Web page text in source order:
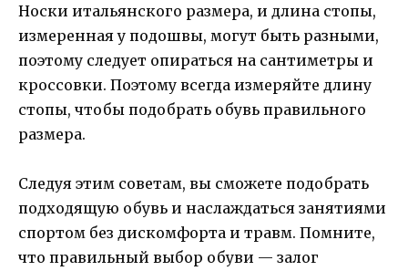
Носки итальянского размера, и длина стопы,
измеренная у подошвы, могут быть разными,
поэтому следует опираться на сантиметры и
кроссовки. Поэтому всегда измеряйте длину
стопы, чтобы подобрать обувь правильного
размера.
Следуя этим советам, вы сможете подобрать
подходящую обувь и наслаждаться занятиями
спортом без дискомфорта и травм. Помните,
что правильный выбор обуви — залог